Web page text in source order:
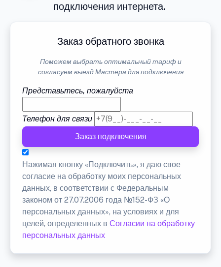
подключения интернета.
Заказ обратного звонка
Поможем выбрать оптимальный тариф и
согласуем выезд Мастера для подключения
Представьтесь, пожалуйста
Телефон для связи
Заказ подключения
Нажимая кнопку «Подключить», я даю свое
согласие на обработку моих персональных
данных, в соответствии с Федеральным
законом от 27.07.2006 года №152-ФЗ «О
персональных данных», на условиях и для
целей, определенных в Согласии на обработку
персональных данных